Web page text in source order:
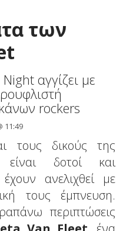
των
αγγίζει με
rockers
11:49
τους δικούς της
δοτοί και
έχουν ανελιχθεί με
τους έμπνευση.
περιπτώσεις